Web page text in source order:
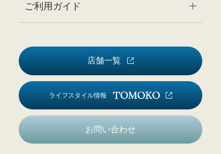
ご利用ガイド
店舗一覧
ライフスタイル情報
お問い合わせ